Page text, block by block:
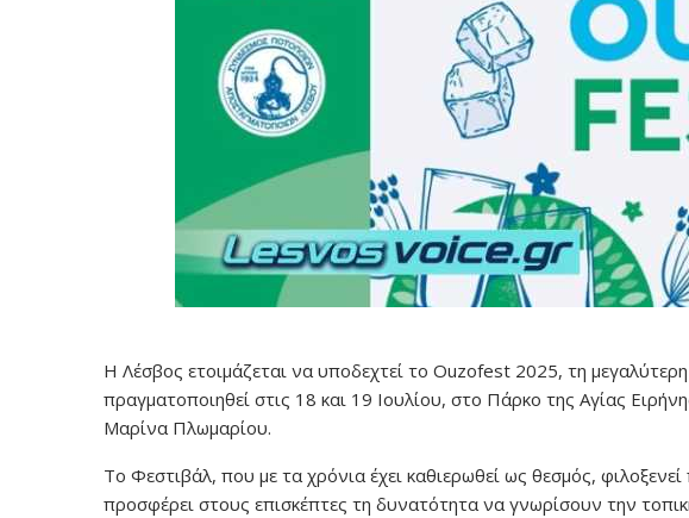
Η Λέσβος ετοιμάζεται να υποδεχτεί το Ouzofest 2025, τη
πραγματοποιηθεί στις 18 και 19 Ιουλίου, στο Πάρκο της Αγίας
Μαρίνα Πλωμαρίου.
Το Φεστιβάλ, που με τα χρόνια έχει καθιερωθεί ως θεσμός,
προσφέρει στους επισκέπτες τη δυνατότητα να γνωρίσουν την